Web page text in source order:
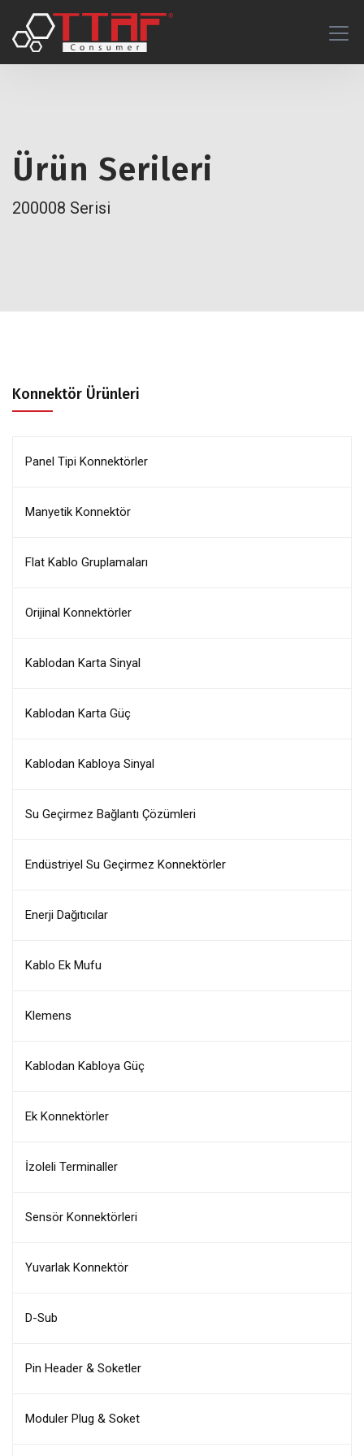
Ürün Serileri
200008 Serisi
Konnektör Ürünleri
Panel Tipi Konnektörler
Manyetik Konnektör
Flat Kablo Gruplamaları
Orijinal Konnektörler
Kablodan Karta Sinyal
Kablodan Karta Güç
Kablodan Kabloya Sinyal
Su Geçirmez Bağlantı Çözümleri
Endüstriyel Su Geçirmez Konnektörler
Enerji Dağıtıcılar
Kablo Ek Mufu
Klemens
Kablodan Kabloya Güç
Ek Konnektörler
İzoleli Terminaller
Sensör Konnektörleri
Yuvarlak Konnektör
D-Sub
Pin Header & Soketler
Moduler Plug & Soket